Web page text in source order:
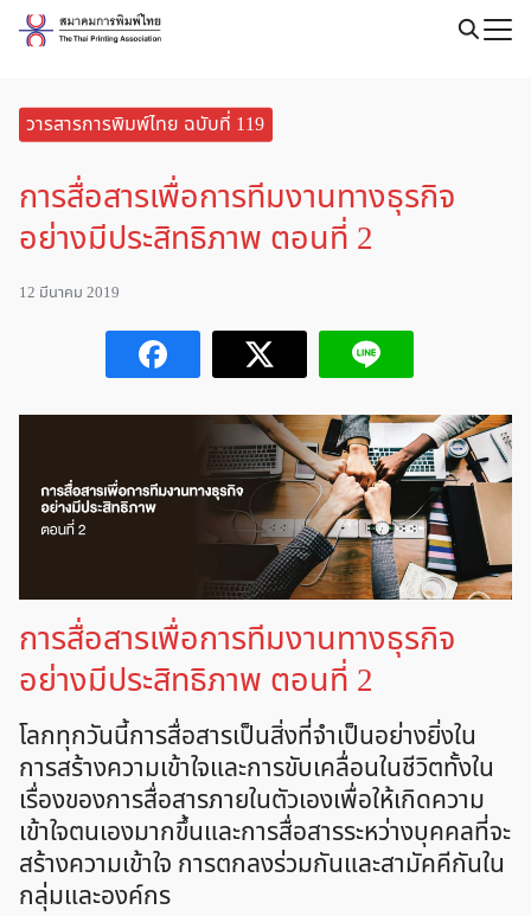
Skip
วารสารการพิมพ์ไทย ฉบับที่ 119
การสื่อสารเพื่อการทีมงานทางธุรกิจ
อย่างมีประสิทธิภาพ ตอนที่ 2
12 มีนาคม 2019
การสื่อสารเพื่อการทีมงานทางธุรกิจ
อย่างมีประสิทธิภาพ ตอนที่ 2
โลกทุกวันนี้การสื่อสารเป็นสิ่งที่จำเป็นอย่างยิ่งใน
การสร้างความเข้าใจและการขับเคลื่อนในชีวิตทั้งใน
เรื่องของการสื่อสารภายในตัวเองเพื่อให้เกิดความ
เข้าใจตนเองมากขึ้นและการสื่อสารระหว่างบุคคลที่จะ
สร้างความเข้าใจ การตกลงร่วมกันและสามัคคีกันใน
กลุ่มและองค์กร